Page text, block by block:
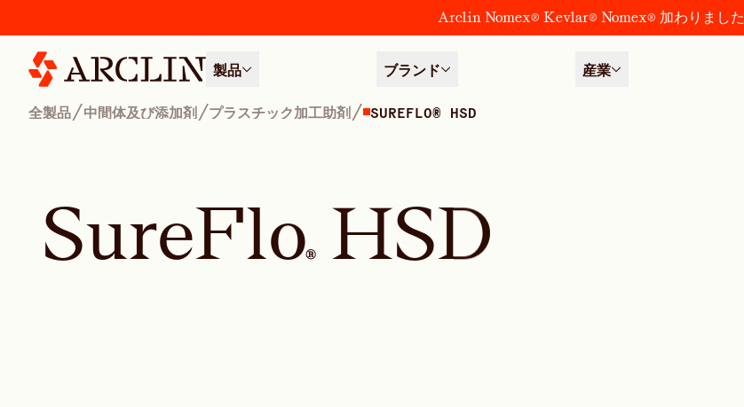
Arclin Nomex® Kevlar® Nomex® 加わりました
製品 ブランド 産業
全製品/中間体及び添加剤/プラスチック加工助剤/ SUREFLO® HSD
SureFlo® HSD